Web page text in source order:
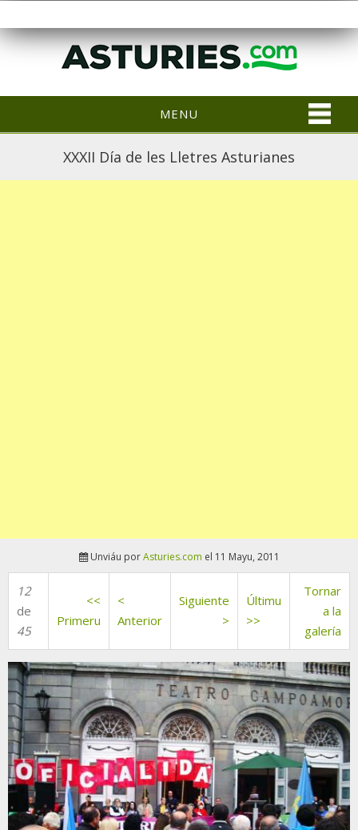
MENU
XXXII Día de les Lletres Asturianes
Unviáu porAsturies.com el 11 Mayu, 2011
12
de
45
<<
Primeru
<
Anterior
Siguiente
>
Últimu
>>
Tornar
a la
galería